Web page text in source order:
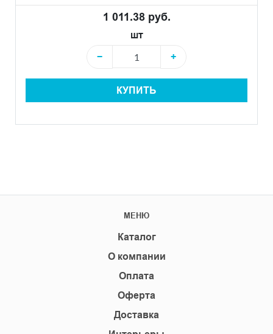
1 011.38 руб.
шт
−
+
КУПИТЬ
МЕНЮ
Каталог
О компании
Оплата
Оферта
Доставка